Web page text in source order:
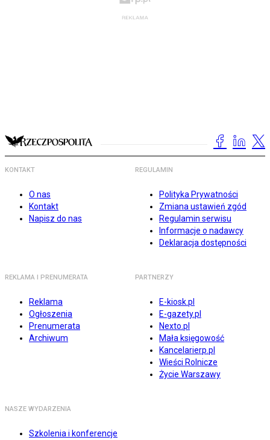
KONTAKT
O nas
Kontakt
Napisz do nas
REGULAMIN
Polityka Prywatności
Zmiana ustawień zgód
Regulamin serwisu
Informacje o nadawcy
Deklaracja dostępności
REKLAMA I PRENUMERATA
Reklama
Ogłoszenia
Prenumerata
Archiwum
PARTNERZY
E-kiosk.pl
E-gazety.pl
Nexto.pl
Mała księgowość
Kancelarierp.pl
Wieści Rolnicze
Życie Warszawy
NASZE WYDARZENIA
Szkolenia i konferencje